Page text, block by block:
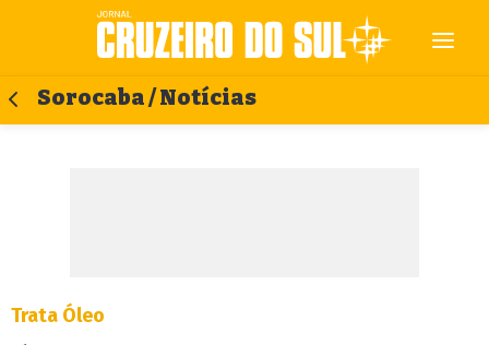
Sorocaba / Notícias
Trata Óleo